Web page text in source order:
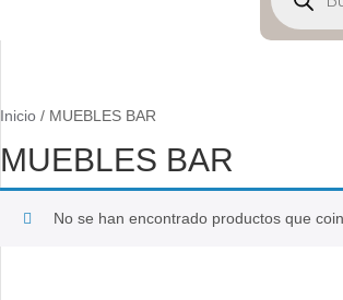
productos
Inicio / MUEBLES BAR
MUEBLES BAR
No se han encontrado productos que